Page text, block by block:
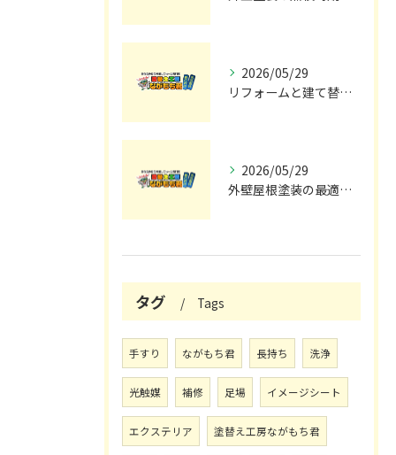
2026/05/29
リフォームと建て替えの費用と注意点完全解説
2026/05/29
外壁屋根塗装の最適メンテナンス時期
タグ Tags
手すり ながもち君 長持ち 洗浄
光触媒 補修 足場 イメージシート
エクステリア 塗替え工房ながもち君